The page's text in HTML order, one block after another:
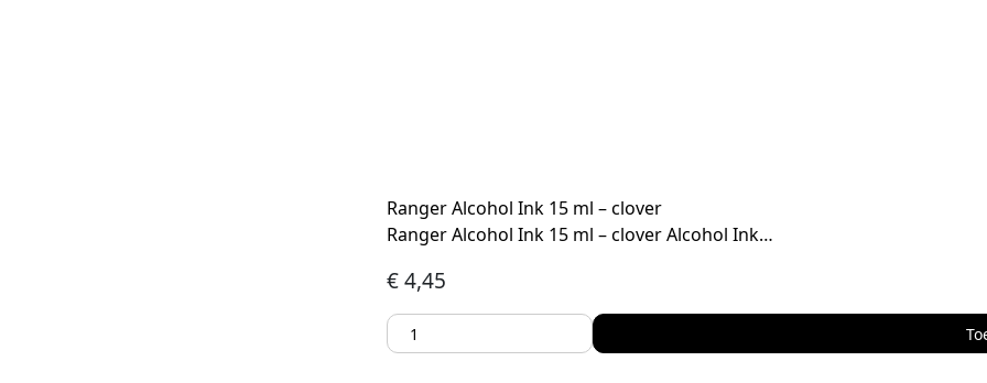
Ranger Alcohol Ink 15 ml – clover
Ranger Alcohol Ink 15 ml – clover Alcohol Ink…
€4,45